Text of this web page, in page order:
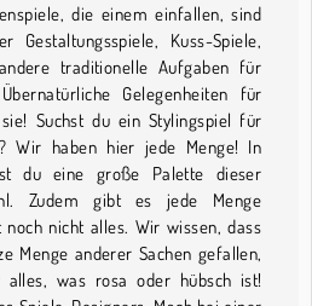
die einem einfallen, sind
Gestaltungsspiele, Kuss-Spiele,
traditionelle Aufgaben für
Gelegenheiten für
Suchst du ein Stylingspiel für
Wir haben hier jede Menge! In
du eine große Palette dieser
Zudem gibt es jede Menge
noch nicht alles. Wir wissen, dass
Menge anderer Sachen gefallen,
was rosa oder hübsch ist!